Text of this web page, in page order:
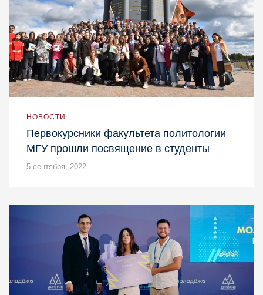
НОВОСТИ
Первокурсники факультета политологии
МГУ прошли посвящение в студенты
5 сентября, 2022